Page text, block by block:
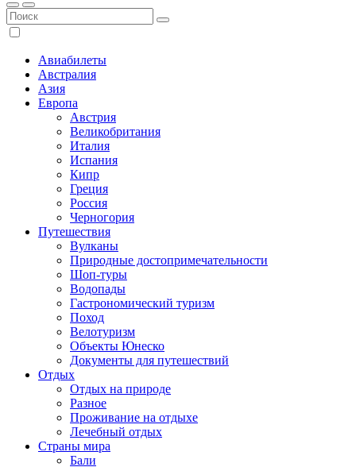
Авиабилеты
Австралия
Азия
Европа
Австрия
Великобритания
Италия
Испания
Кипр
Греция
Россия
Черногория
Путешествия
Вулканы
Природные достопримечательности
Шоп-туры
Водопады
Гастрономический туризм
Поход
Велотуризм
Объекты Юнеско
Документы для путешествий
Отдых
Отдых на природе
Разное
Проживание на отдыхе
Лечебный отдых
Страны мира
Бали